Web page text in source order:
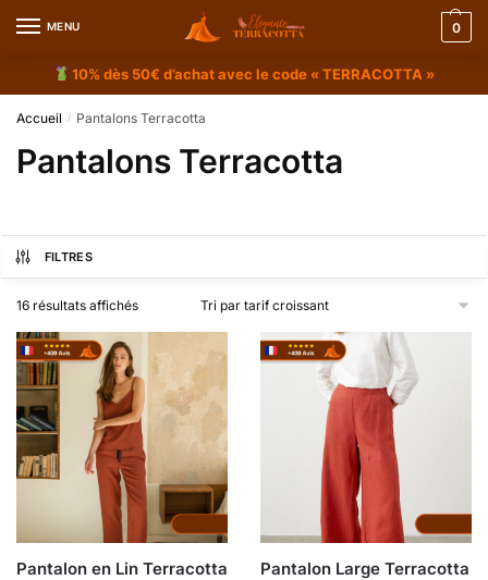
MENU 0
10% dès 50€ d’achat avec le code « TERRACOTTA »
Accueil / Pantalons Terracotta
Pantalons Terracotta
FILTRES
16 résultats affichés
Pantalon en Lin Terracotta Pantalon Large Terracotta